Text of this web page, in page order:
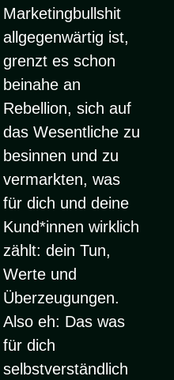
Marketingbullshit
allgegenwärtig ist,
grenzt es schon
beinahe an
Rebellion, sich auf
das Wesentliche zu
besinnen und zu
vermarkten, was
für dich und deine
Kund*innen wirklich
zählt: dein Tun,
Werte und
Überzeugungen.
Also eh: Das was
für dich
selbstverständlich